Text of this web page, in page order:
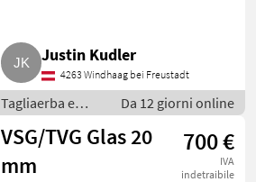
Justin Kudler
4263 Windhaag bei Freustadt
Tagliaerba e
macchine da
giardinaggio /
Da 12 giorni online
VSG/TVG Glas 20
mm
700 €
IVA
indetraibile